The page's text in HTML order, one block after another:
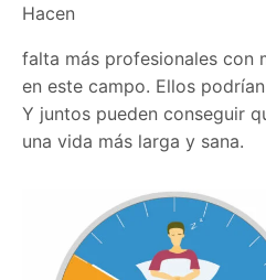
Hacen
falta más profesionales con
en este campo. Ellos
Y juntos pueden conseguir
una vida más larga y sana.